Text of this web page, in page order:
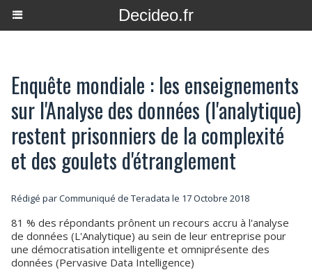
Decideo.fr
Enquête mondiale : les enseignements
sur l'Analyse des données (l'analytique)
restent prisonniers de la complexité
et des goulets d'étranglement
Rédigé par Communiqué de Teradata le 17 Octobre 2018
81 % des répondants prônent un recours accru à l'analyse
de données (L'Analytique) au sein de leur entreprise pour
une démocratisation intelligente et omniprésente des
données (Pervasive Data Intelligence)